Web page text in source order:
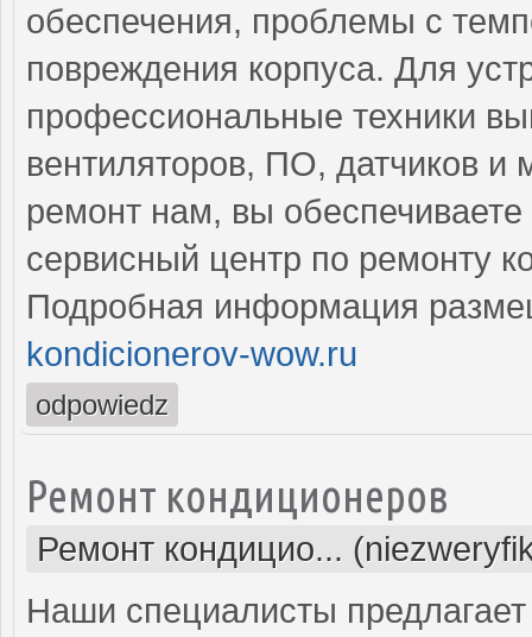
обеспечения, проблемы с
повреждения корпуса. Для
профессиональные техники
вентиляторов, ПО, датчиков и
ремонт нам, вы
сервисный центр по ремонту
Подробная информация
kondicionerov-wow.ru
odpowiedz
Ремонт кондиционеров
Ремонт кондицио...
Наши специалисты